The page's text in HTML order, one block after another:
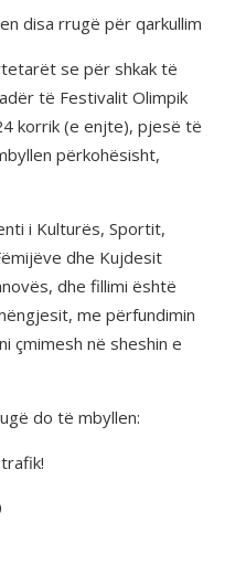
disa rrugë për qarkullim
se për shkak të
të Festivalit Olimpik
korrik (e enjte), pjesë të
përkohësisht,
i Kulturës, Sportit,
dhe Kujdesit
dhe fillimi është
me përfundimin
çmimesh në sheshin e
do të mbyllen: